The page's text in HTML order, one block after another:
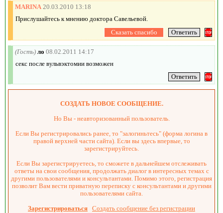
MARINA 20.03.2010 13:18
Прислушайтесь к мнению доктора Савельевой.
(Гость) ло 08.02.2011 14:17
секс после вульвэктомии возможен
СОЗДАТЬ НОВОЕ СООБЩЕНИЕ.
Но Вы - неавторизованный пользователь.
Если Вы регистрировались ранее, то "залогиньтесь" (форма логина в
правой верхней части сайта). Если вы здесь впервые, то
зарегистрируйтесь.
Если Вы зарегистрируетесь, то сможете в дальнейшем отслеживать
ответы на свои сообщения, продолжать диалог в интересных темах с
другими пользователями и консультантами. Помимо этого, регистрация
позволит Вам вести приватную переписку с консультантами и другими
пользователями сайта.
Зарегистрироваться Создать сообщение без регистрации